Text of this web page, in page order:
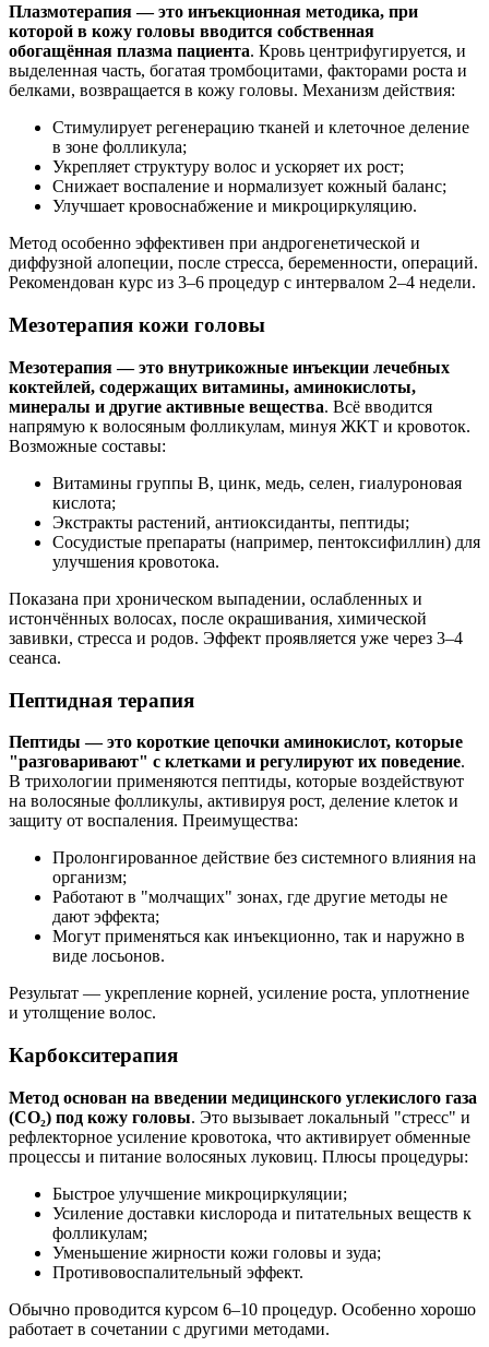
Плазмотерапия — это инъекционная методика, при
которой в кожу головы вводится собственная
обогащённая плазма пациента. Кровь центрифугируется, и
выделенная часть, богатая тромбоцитами, факторами роста и
белками, возвращается в кожу головы. Механизм действия:
Стимулирует регенерацию тканей и клеточное деление
в зоне фолликула;
Укрепляет структуру волос и ускоряет их рост;
Снижает воспаление и нормализует кожный баланс;
Улучшает кровоснабжение и микроциркуляцию.
Метод особенно эффективен при андрогенетической и
диффузной алопеции, после стресса, беременности, операций.
Рекомендован курс из 3–6 процедур с интервалом 2–4 недели.
Мезотерапия кожи головы
Мезотерапия — это внутрикожные инъекции лечебных
коктейлей, содержащих витамины, аминокислоты,
минералы и другие активные вещества. Всё вводится
напрямую к волосяным фолликулам, минуя ЖКТ и кровоток.
Возможные составы:
Витамины группы B, цинк, медь, селен, гиалуроновая
кислота;
Экстракты растений, антиоксиданты, пептиды;
Сосудистые препараты (например, пентоксифиллин) для
улучшения кровотока.
Показана при хроническом выпадении, ослабленных и
истончённых волосах, после окрашивания, химической
завивки, стресса и родов. Эффект проявляется уже через 3–4
сеанса.
Пептидная терапия
Пептиды — это короткие цепочки аминокислот, которые
"разговаривают" с клетками и регулируют их поведение.
В трихологии применяются пептиды, которые воздействуют
на волосяные фолликулы, активируя рост, деление клеток и
защиту от воспаления. Преимущества:
Пролонгированное действие без системного влияния на
организм;
Работают в "молчащих" зонах, где другие методы не
дают эффекта;
Могут применяться как инъекционно, так и наружно в
виде лосьонов.
Результат — укрепление корней, усиление роста, уплотнение
и утолщение волос.
Карбокситерапия
Метод основан на введении медицинского углекислого газа
(CO₂) под кожу головы. Это вызывает локальный "стресс" и
рефлекторное усиление кровотока, что активирует обменные
процессы и питание волосяных луковиц. Плюсы процедуры:
Быстрое улучшение микроциркуляции;
Усиление доставки кислорода и питательных веществ к
фолликулам;
Уменьшение жирности кожи головы и зуда;
Противовоспалительный эффект.
Обычно проводится курсом 6–10 процедур. Особенно хорошо
работает в сочетании с другими методами.